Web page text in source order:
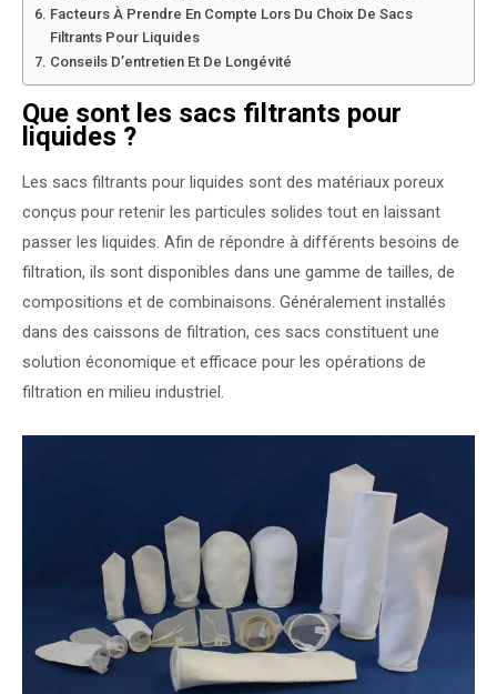
Facteurs À Prendre En Compte Lors Du Choix De Sacs
Filtrants Pour Liquides
Conseils D’entretien Et De Longévité
Que sont les sacs filtrants pour
liquides ?
Les sacs filtrants pour liquides sont des matériaux poreux
conçus pour retenir les particules solides tout en laissant
passer les liquides. Afin de répondre à différents besoins de
filtration, ils sont disponibles dans une gamme de tailles, de
compositions et de combinaisons. Généralement installés
dans des caissons de filtration, ces sacs constituent une
solution économique et efficace pour les opérations de
filtration en milieu industriel.